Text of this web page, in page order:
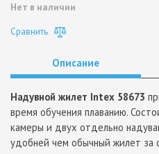
Нет в наличии
Сравнить
Описание
Надувной жилет Intex 58673
время обучения плаванию.
камеры и двух отдельно
удобней чем обычный жилет за